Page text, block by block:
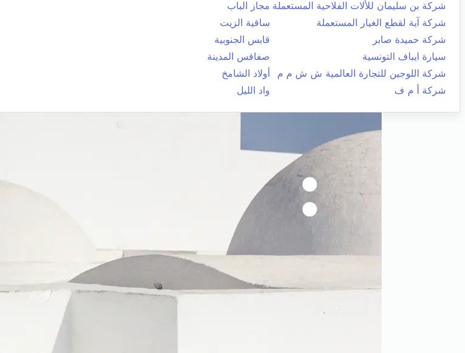
شركة بن سليمان للألات الفلاحية المستعملة مجاز الباب
شركة آية لقطع الغيار المستعملة
ساقية الزيت
شركة حميدة صابر
قابس الجنوبية
سيارة ايباف التونسية
صفاقس المدينة
شركة اللوجين للتجارة العالمية ش ش م م
أولاد الشامخ
شركة أ م ف
واد الليل